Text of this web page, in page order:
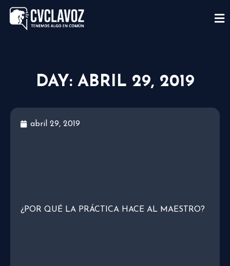
DAY: ABRIL 29, 2019
abril 29, 2019
¿POR QUÉ LA PRÁCTICA HACE AL MAESTRO?